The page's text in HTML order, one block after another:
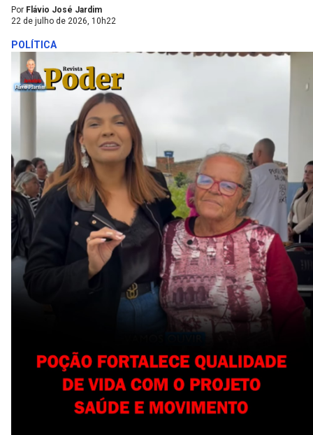
Por Flávio José Jardim
22 de julho de 2026, 10h22
POLÍTICA